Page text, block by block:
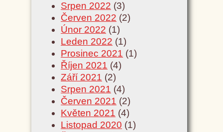
Srpen 2022 (3)
Červen 2022 (2)
Únor 2022 (1)
Leden 2022 (1)
Prosinec 2021 (1)
Říjen 2021 (4)
Září 2021 (2)
Srpen 2021 (4)
Červen 2021 (2)
Květen 2021 (4)
Listopad 2020 (1)